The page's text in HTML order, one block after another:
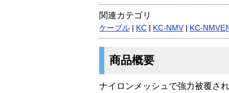
関連カテゴリ
ケーブル KC KC-NMV KC-
商品概要
ナイロンメッシュで強力被覆さ